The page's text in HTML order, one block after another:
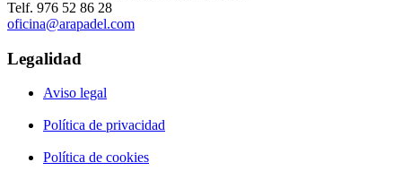
Telf. 976 52 86 28
oficina@arapadel.com
Legalidad
Aviso legal
Política de privacidad
Política de cookies